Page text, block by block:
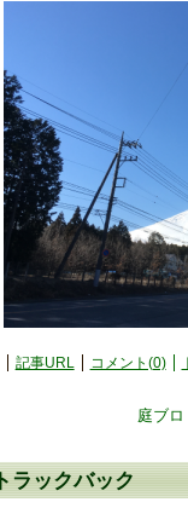
記事URL コメント(0)
庭ブ
ラックバック